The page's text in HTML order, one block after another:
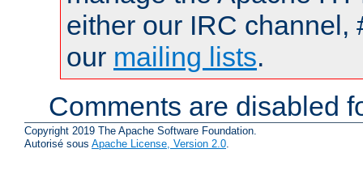
either our IRC channel,
our mailing lists.
Comments are disabled
Copyright 2019 The Apache Software Foundation.
Autorisé sous Apache License, Version 2.0.